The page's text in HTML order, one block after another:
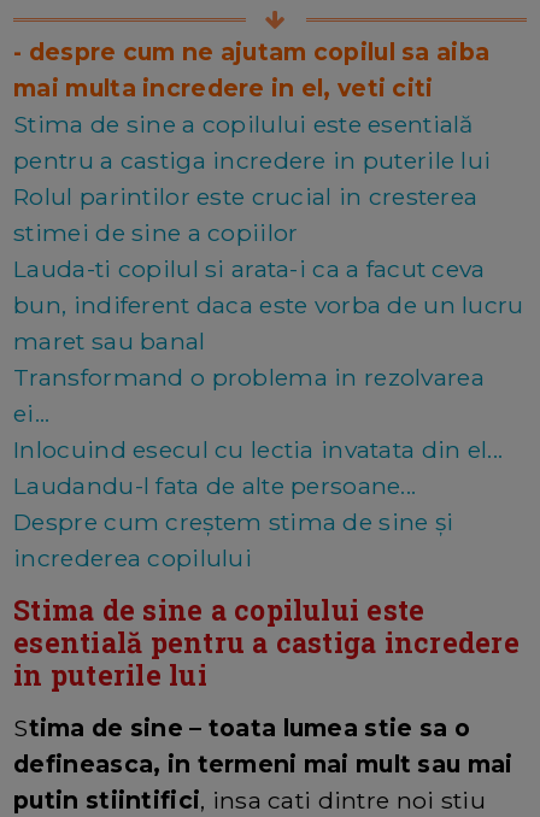
- despre cum ne ajutam copilul sa aiba
mai multa incredere in el, veti citi
Stima de sine a copilului este esentială
pentru a castiga incredere in puterile lui
Rolul parintilor este crucial in cresterea
stimei de sine a copiilor
Lauda-ti copilul si arata-i ca a facut ceva
bun, indiferent daca este vorba de un lucru
maret sau banal
Transformand o problema in rezolvarea
ei...
Inlocuind esecul cu lectia invatata din el...
Laudandu-l fata de alte persoane...
Despre cum creștem stima de sine și
increderea copilului
Stima de sine a copilului este
esentială pentru a castiga incredere
in puterile lui
Stima de sine – toata lumea stie sa o
defineasca, in termeni mai mult sau mai
putin stiintifici, insa cati dintre noi stiu